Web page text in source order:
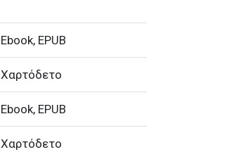
Ebook, EPUB
Χαρτόδετο
Ebook, EPUB
Χαρτόδετο